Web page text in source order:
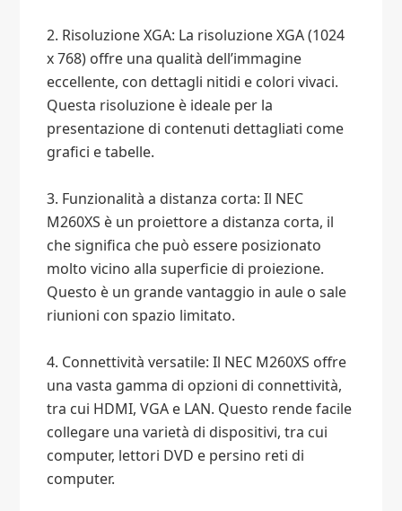
2. Risoluzione XGA: La risoluzione XGA (1024
x 768) offre una qualità dell’immagine
eccellente, con dettagli nitidi e colori vivaci.
Questa risoluzione è ideale per la
presentazione di contenuti dettagliati come
grafici e tabelle.
3. Funzionalità a distanza corta: Il NEC
M260XS è un proiettore a distanza corta, il
che significa che può essere posizionato
molto vicino alla superficie di proiezione.
Questo è un grande vantaggio in aule o sale
riunioni con spazio limitato.
4. Connettività versatile: Il NEC M260XS offre
una vasta gamma di opzioni di connettività,
tra cui HDMI, VGA e LAN. Questo rende facile
collegare una varietà di dispositivi, tra cui
computer, lettori DVD e persino reti di
computer.